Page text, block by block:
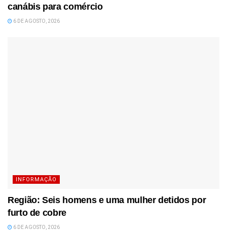
canábis para comércio
6 DE AGOSTO, 2026
INFORMAÇÃO
Região: Seis homens e uma mulher detidos por
furto de cobre
6 DE AGOSTO, 2026